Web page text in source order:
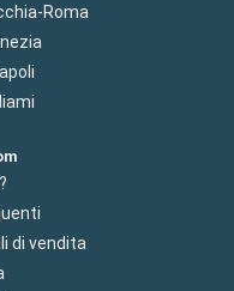
Roma
di vendita